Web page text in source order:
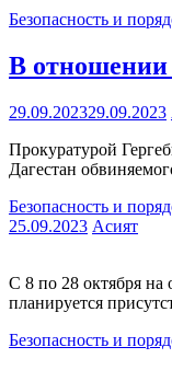
Безопасность и
В отношении
29.09.202329.09.2023
Прокуратурой
Дагестан
Безопасность и
25.09.2023 Асият
С 8 по 28 октября
планируется
Безопасность и